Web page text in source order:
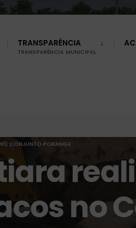
TRANSPARÊNCIA
TRANSPARÊNCIA MUNICIPAL
CONJUNTO PORANGA
no